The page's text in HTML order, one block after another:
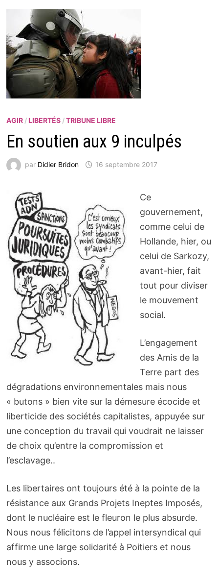
AGIR/ LIBERTÉS/TRIBUNE LIBRE
En soutien aux 9 inculpés
par Didier Bridon 16 septembre 2017
Ce
gouvernement,
comme celui de
Hollande, hier, ou
celui de Sarkozy,
avant-hier, fait
tout pour divi­ser
le mouve­ment
social.
L’engagement
des Amis de la
Terre part des
dégradations environnementales mais nous
« butons » bien vite sur la démesure écocide et
liberticide des sociétés capitalistes, appuyée sur
une conception du travail qui voudrait ne laisser
de choix qu’entre la compromission et
l’esclavage..
Les libertaires ont toujours été à la pointe de la
résistance aux Grands Projets Ineptes Imposés,
dont le nucléaire est le fleuron le plus absurde.
Nous nous féli­ci­tons de l’ap­pel inter­syn­di­cal qui
affirme une large solidarité à Poitiers et nous
nous y associons.